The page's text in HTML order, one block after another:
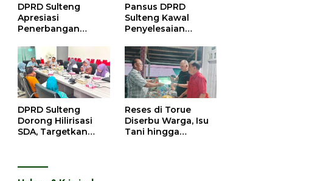
DPRD Sulteng
Apresiasi
Penerbangan
Guangzhou, Dorong
Investasi
Pansus DPRD
Sulteng Kawal
Penyelesaian
Sawit di Tolitoli
DPRD Sulteng
Dorong Hilirisasi
SDA, Targetkan
Reses di Torue
Diserbu Warga, Isu
Tani hingga